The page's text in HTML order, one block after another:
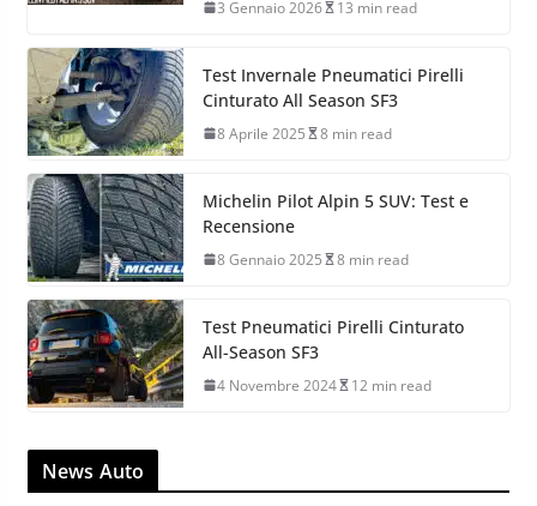
3 Gennaio 2026 13 min read
Test Invernale Pneumatici Pirelli
Cinturato All Season SF3
8 Aprile 2025 8 min read
Michelin Pilot Alpin 5 SUV: Test e
Recensione
8 Gennaio 2025 8 min read
Test Pneumatici Pirelli Cinturato
All-Season SF3
4 Novembre 2024 12 min read
News Auto